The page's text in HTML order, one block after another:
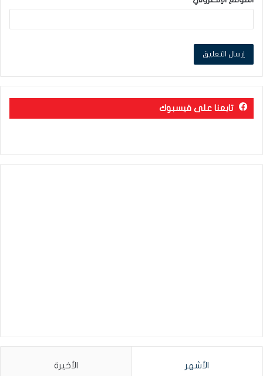
تابعنا على فيسبوك
الأشهر الأخيرة